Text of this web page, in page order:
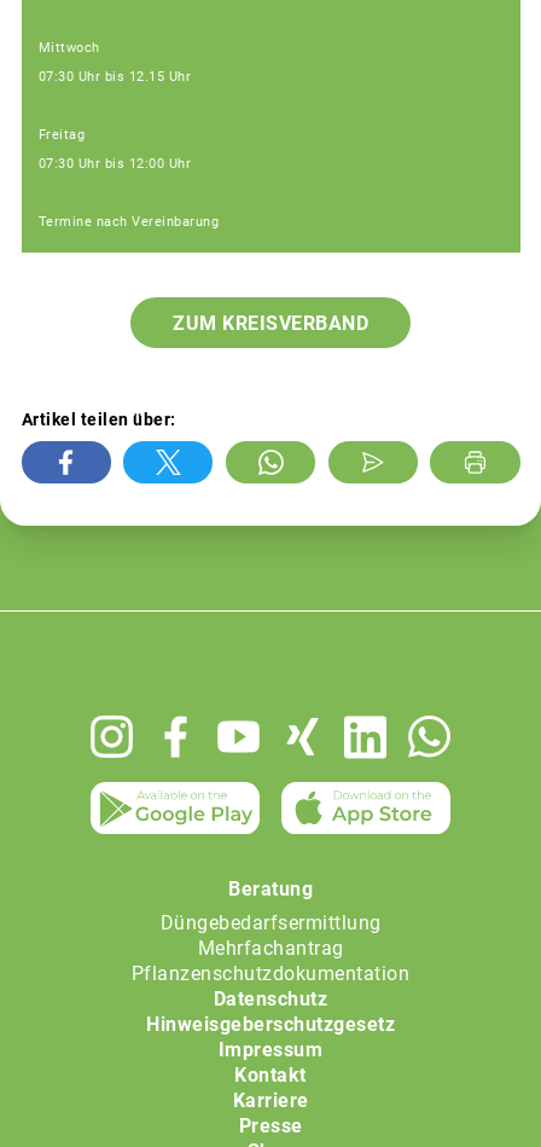
Mittwoch
07:30 Uhr bis 12.15 Uhr
Freitag
07:30 Uhr bis 12:00 Uhr
Termine nach Vereinbarung
ZUM KREISVERBAND
Artikel teilen über:
Beratung
Düngebedarfsermittlung
Mehrfachantrag
Pflanzenschutzdokumentation
Datenschutz
Hinweisgeberschutzgesetz
Impressum
Kontakt
Karriere
Presse